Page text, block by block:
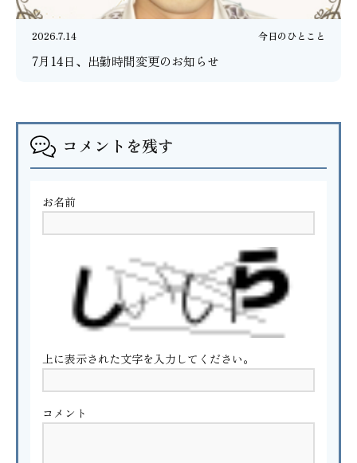
2026.7.14 今日のひとこと
7月14日、出勤時間変更のお知らせ
コメントを残す
お名前
上に表示された文字を入力してください。
コメント